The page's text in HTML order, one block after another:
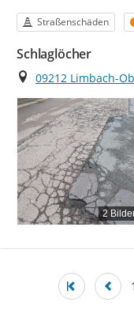
Kategorie
Straßenschäden
Schlaglöcher
Ort
09212 Limbach-
2